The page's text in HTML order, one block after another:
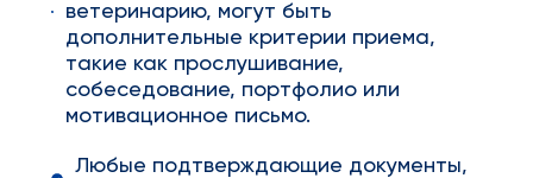
ветеринарию, могут быть
дополнительные критерии приема,
такие как прослушивание,
собеседование, портфолио или
мотивационное письмо.
Любые подтверждающие документы,